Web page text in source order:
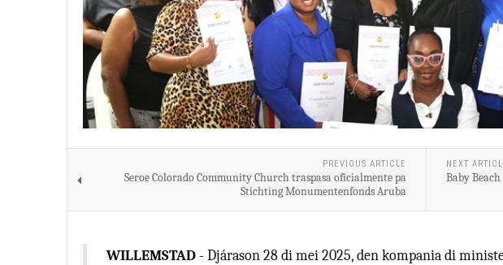
PREVIOUS ARTICLE
Seroe Colorado Community Church traspasa oficialmente pa
Stichting Monumentenfonds Aruba
NEXT
Baby
WILLEMSTAD - Djárason 28 di mei 2025, den kompania di